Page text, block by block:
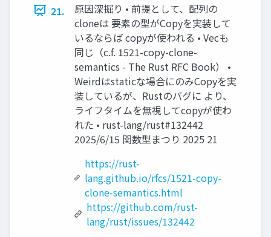
21.
原因深掘り • 前提として、配列の
cloneは 要素の型がCopyを実装して
いるならば copyが使われる • Vecも
同じ（c.f. 1521-copy-clone-
semantics - The Rust RFC Book） •
Weirdはstaticな場合にのみCopyを実
装しているが、Rustのバグに より、
ライフタイムを無視してcopyが使わ
れた • rust-lang/rust#132442
2025/6/15 関数型まつり 2025 21
https://rust-
lang.github.io/rfcs/1521-copy-
clone-semantics.html
https://github.com/rust-
lang/rust/issues/132442